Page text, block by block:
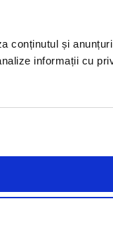
conținutul și
informații cu